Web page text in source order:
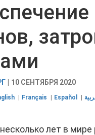
10 СЕНТЯБРЯ 2020
Français Español
лет в